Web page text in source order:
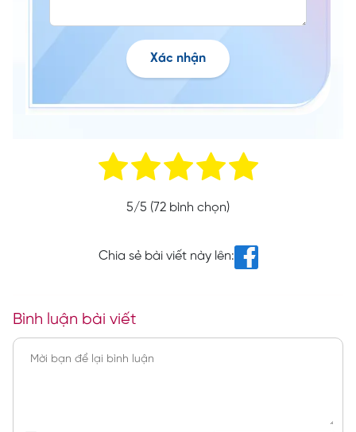
Xác nhận
5/5 (72 bình chọn)
Chia sẻ bài viết này lên:
Bình luận bài viết